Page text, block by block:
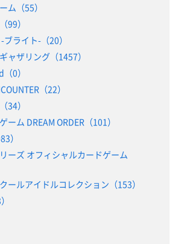
ム（55）
99）
ライト-（20）
ャザリング（1457）
0）
（22）
34）
ーム DREAM ORDER（101）
）
ーズ オフィシャルカードゲーム
ールアイドルコレクション（153）